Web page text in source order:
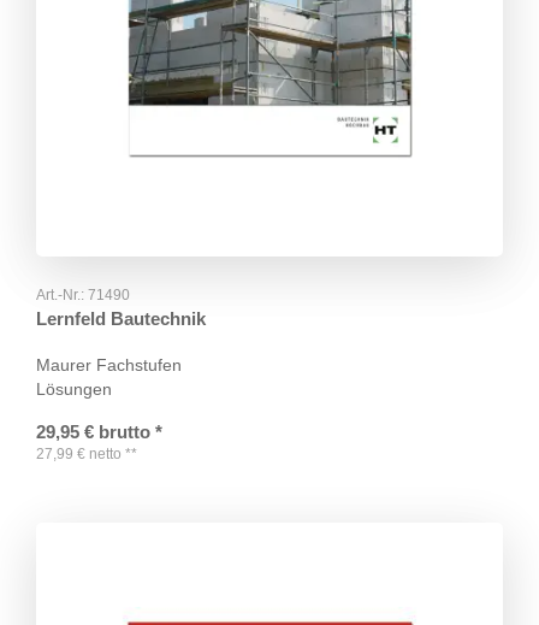
Art.-Nr.: 71490
Lernfeld Bautechnik
Maurer Fachstufen
Lösungen
29,95 € brutto *
27,99 € netto **